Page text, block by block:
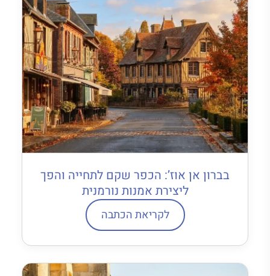
בברון אן אוז’: הכפר שקם לתחייה והפך
ליצירת אמנות נורמנית
לקריאת הכתבה